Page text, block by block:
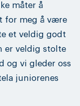
måter å
for meg å være
et veldig godt
er veldig stolte
og vi gleder oss
juniorenes